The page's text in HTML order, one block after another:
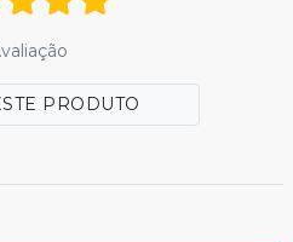
PRODUTO